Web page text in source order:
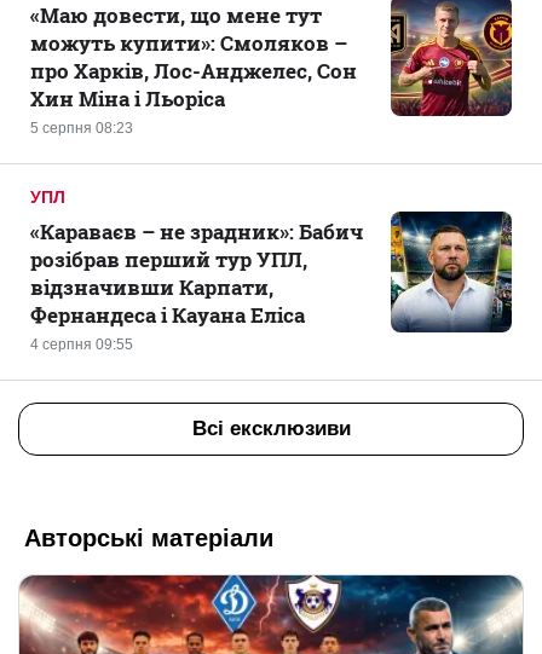
5 серпня 08:23
«Маю довести, що мене тут
можуть купити»: Смоляков –
про Харків, Лос-Анджелес, Сон
Хин Міна і Льоріса
УПЛ
4 серпня 09:55
«Караваєв – не зрадник»: Бабич
розібрав перший тур УПЛ,
відзначивши Карпати,
Фернандеса і Кауана Еліса
Всі ексклюзиви
Авторські матеріали